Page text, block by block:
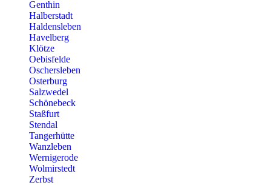
Genthin
Halberstadt
Haldensleben
Havelberg
Klötze
Oebisfelde
Oschersleben
Osterburg
Salzwedel
Schönebeck
Staßfurt
Stendal
Tangerhütte
Wanzleben
Wernigerode
Wolmirstedt
Zerbst